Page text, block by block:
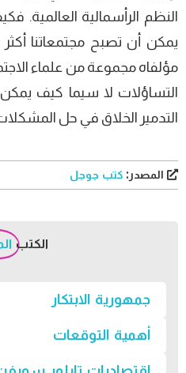
النظم الرأسمالية العالمية.
يمكن أن تصبح مجتمعاتنا
مؤلفاه مجموعة من علماء
التساؤلات لا سيما كيف
التدمير الخلاق في حل
المصدر: كتب جوجل
الكتب
جمهورية الابتكار
أهمية التوقعات